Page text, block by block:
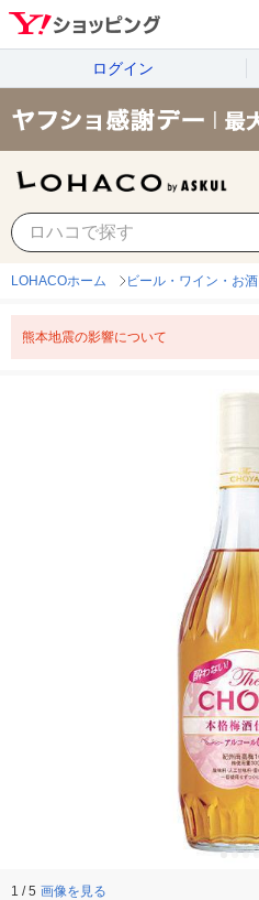
ログイン
LOHACOホーム ビール・ワイン・お酒
熊本地震の影響について
1 / 5 画像を見る